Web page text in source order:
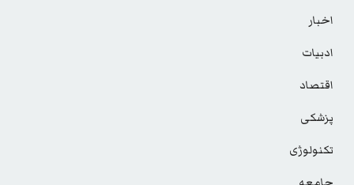
اخبار
ادبیات
اقتصاد
پزشکی
تکنولوژی